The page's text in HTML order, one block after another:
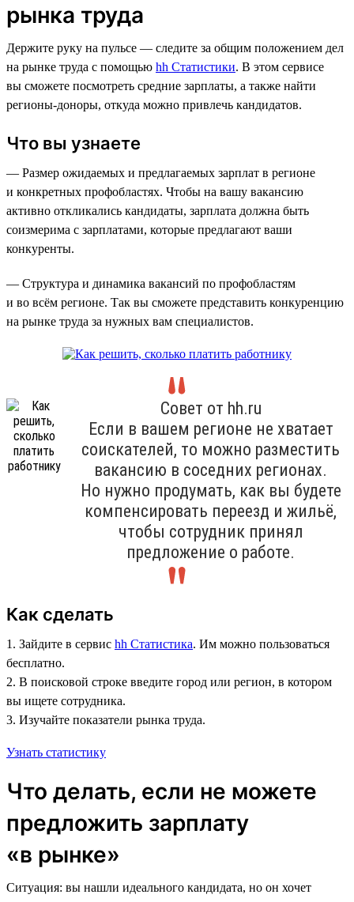
рынка труда
Держите руку на пульсе — следите за общим положением дел
на рынке труда с помощью hh Статистики. В этом сервисе
вы сможете посмотреть средние зарплаты, а также найти
регионы-доноры, откуда можно привлечь кандидатов.
Что вы узнаете
— Размер ожидаемых и предлагаемых зарплат в регионе
и конкретных профобластях. Чтобы на вашу вакансию
активно откликались кандидаты, зарплата должна быть
соизмерима с зарплатами, которые предлагают ваши
конкуренты.
— Структура и динамика вакансий по профобластям
и во всём регионе. Так вы сможете представить конкуренцию
на рынке труда за нужных вам специалистов.
Совет от hh.ru
Если в вашем регионе не хватает
соискателей, то можно разместить
вакансию в соседних регионах.
Но нужно продумать, как вы будете
компенсировать переезд и жильё,
чтобы сотрудник принял
предложение о работе.
Как сделать
1. Зайдите в сервис hh Статистика. Им можно пользоваться
бесплатно.
2. В поисковой строке введите город или регион, в котором
вы ищете сотрудника.
3. Изучайте показатели рынка труда.
Узнать статистику
Что делать, если не можете
предложить зарплату
«в рынке»
Ситуация: вы нашли идеального кандидата, но он хочет